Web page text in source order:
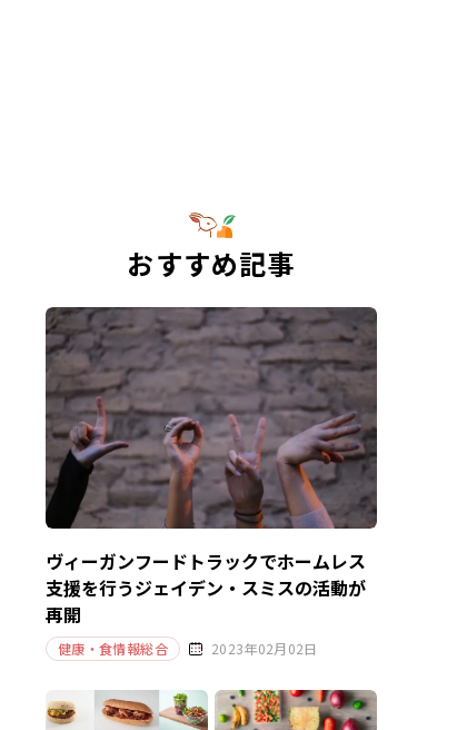
おすすめ記事
ヴィーガンフードトラックでホームレス
支援を行うジェイデン・スミスの活動が
再開
健康・食情報総合 2023年02月02日